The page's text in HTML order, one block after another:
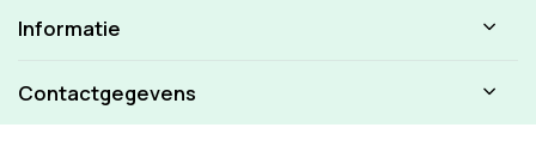
Informatie
Contactgegevens